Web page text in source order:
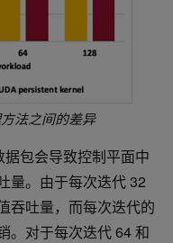
法之间的差异
包会导致控制平面中
量。由于每次迭代 32
吞吐量，而每次迭代的
。对于每次迭代 64 和